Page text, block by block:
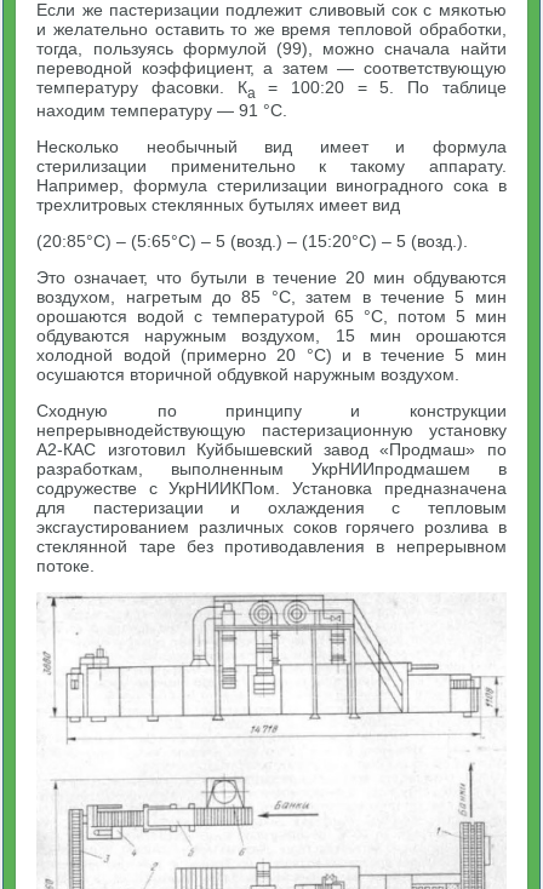
Если же пастеризации подлежит сливовый сок с мякотью
и желательно оставить то же время тепловой обработки,
тогда, пользуясь формулой (99), можно сначала найти
переводной коэффициент, а затем — соответствующую
температуру фасовки. Ка
= 100:20 = 5. По таблице
находим температуру — 91 °С.
Несколько необычный вид имеет и формула
стерилизации применительно к такому аппарату.
Например, формула стерилизации виноградного сока в
трехлитровых стеклянных бутылях имеет вид
(20:85°С) – (5:65°С) – 5 (возд.) – (15:20°С) – 5 (возд.).
Это означает, что бутыли в течение 20 мин обдуваются
воздухом, нагретым до 85 °С, затем в течение 5 мин
орошаются водой с температурой 65 °С, потом 5 мин
обдуваются наружным воздухом, 15 мин орошаются
холодной водой (примерно 20 °С) и в течение 5 мин
осушаются вторичной обдувкой наружным воздухом.
Сходную по принципу и конструкции
непрерывнодействующую пастеризационную установку
А2-КАС изготовил Куйбышевский завод «Продмаш» по
разработкам, выполненным УкрНИИпродмашем в
содружестве с УкрНИИКПом. Установка предназначена
для пастеризации и охлаждения с тепловым
эксгаустированием различных соков горячего розлива в
стеклянной таре без противодавления в непрерывном
потоке.